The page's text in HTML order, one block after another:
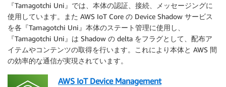
『Tamagotchi Uni』では、本体の認証、接続、メッセージングに
使用しています。また AWS IoT Core の Device Shadow サービス
を各『Tamagotchi Uni』本体のステート管理に使用し、
『Tamagotchi Uni』は Shadow の delta をフラグとして、配布ア
イテムやコンテンツの取得を行います。これにより本体と AWS 間
の効率的な通信が実現されています。
AWS IoT Device Management